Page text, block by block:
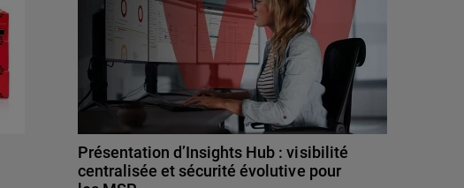
Présentation d’Insights Hub : visibilité
centralisée et sécurité évolutive pour